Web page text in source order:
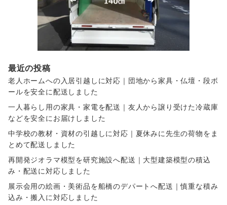
最近の投稿
老人ホームへの入居引越しに対応｜団地から家具・仏壇・段ボ
ールを安全に配送しました
一人暮らし用の家具・家電を配送｜友人から譲り受けた冷蔵庫
などを安全にお届けしました
中学校の教材・資材の引越しに対応｜夏休みに先生の荷物をま
とめて配送しました
再開発ジオラマ模型を研究施設へ配送｜大型建築模型の積込
み・配送に対応しました
展示会用の絵画・美術品を船橋のデパートへ配送｜慎重な積み
込み・搬入に対応しました